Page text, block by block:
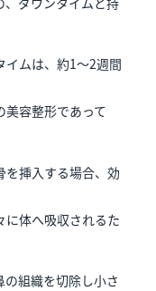
イムは、約1～2週間
容整形であって
を挿入する場合、効
に体へ吸収されるた
組織を切除し小さ